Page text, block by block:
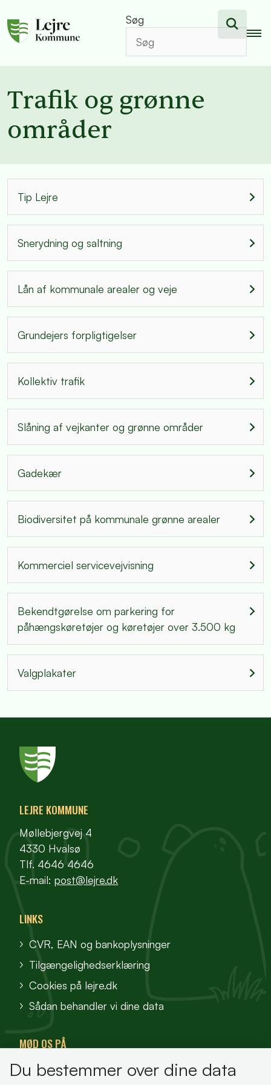
Søg
Trafik og grønne
områder
Tip Lejre
Snerydning og saltning
Lån af kommunale arealer og veje
Grundejers forpligtigelser
Kollektiv trafik
Slåning af vejkanter og grønne områder
Gadekær
Biodiversitet på kommunale grønne arealer
Kommerciel servicevejvisning
Bekendtgørelse om parkering for
påhængskøretøjer og køretøjer over 3.500 kg
Valgplakater
LEJRE KOMMUNE
Møllebjergvej 4
4330 Hvalsø
Tlf. 4646 4646
E-mail: post@lejre.dk
LINKS
CVR, EAN og bankoplysninger
Tilgængelighedserklæring
Cookies på lejre.dk
Sådan behandler vi dine data
MØD OS PÅ
VisitFjordlandet
Du bestemmer over dine data